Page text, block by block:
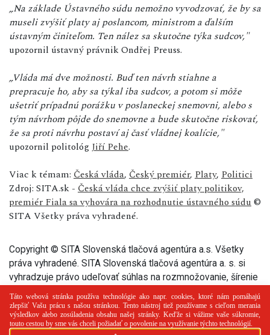
„Na základe Ústavného súdu nemožno vyvodzovať, že by sa
museli zvýšiť platy aj poslancom, ministrom a ďalším
ústavným činiteľom. Ten nález sa skutočne týka sudcov,"
upozornil ústavný právnik Ondřej Preuss.
„Vláda má dve možnosti. Buď ten návrh stiahne a
prepracuje ho, aby sa týkal iba sudcov, a potom si môže
ušetriť prípadnú porážku v poslaneckej snemovni, alebo s
tým návrhom pôjde do snemovne a bude skutočne riskovať,
že sa proti návrhu postaví aj časť vládnej koalície,"
upozornil politológ Jiří Pehe.
Viac k témam: Česká vláda, Český premiér, Platy, Politici
Zdroj: SITA.sk - Česká vláda chce zvýšiť platy politikov,
premiér Fiala sa vyhovára na rozhodnutie ústavného súdu ©
SITA Všetky práva vyhradené.
Copyright © SITA Slovenská tlačová agentúra a.s. Všetky
práva vyhradené. SITA Slovenská tlačová agentúra a. s. si
vyhradzuje právo udeľovať súhlas na rozmnožovanie, šírenie